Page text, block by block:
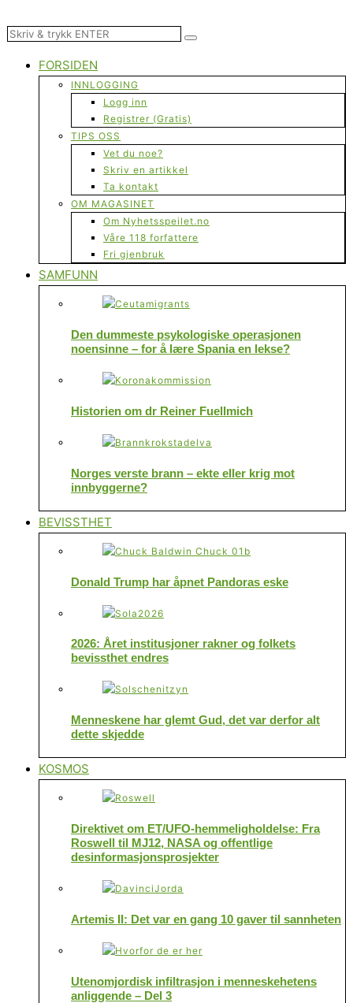
FORSIDEN
INNLOGGING
Logg inn
Registrer (Gratis)
TIPS OSS
Vet du noe?
Skriv en artikkel
Ta kontakt
OM MAGASINET
Om Nyhetsspeilet.no
Våre 118 forfattere
Fri gjenbruk
SAMFUNN
Den dummeste psykologiske operasjonen
noensinne – for å lære Spania en lekse?
Historien om dr Reiner Fuellmich
Norges verste brann – ekte eller krig mot
innbyggerne?
BEVISSTHET
Donald Trump har åpnet Pandoras eske
2026: Året institusjoner rakner og folkets
bevissthet endres
Menneskene har glemt Gud, det var derfor alt
dette skjedde
KOSMOS
Direktivet om ET/UFO-hemmeligholdelse: Fra
Roswell til MJ12, NASA og offentlige
desinformasjonsprosjekter
Artemis II: Det var en gang 10 gaver til sannheten
Utenomjordisk infiltrasjon i menneskehetens
anliggende – Del 3